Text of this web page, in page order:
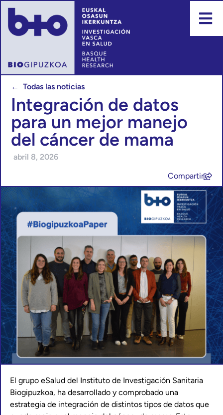
← Todas las noticias
Integración de datos
para un mejor manejo
del cáncer de mama
abril 8, 2026
Compartir
El grupo eSalud del Instituto de Investigación Sanitaria
Biogipuzkoa, ha desarrollado y comprobado una
estrategia de integración de distintos tipos de datos que